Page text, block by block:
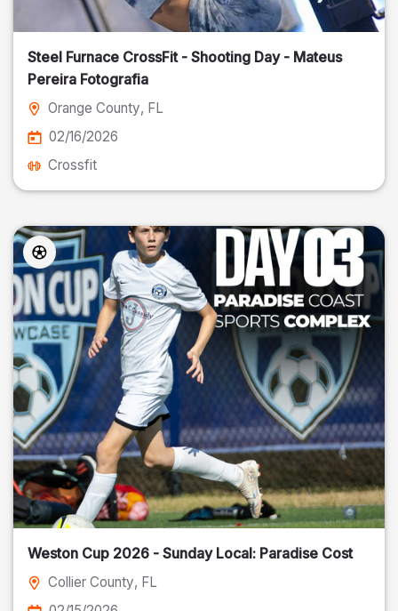
Steel Furnace CrossFit - Shooting Day - Mateus
Pereira Fotografia
Orange County, FL
02/16/2026
Crossfit
Weston Cup 2026 - Sunday Local: Paradise Cost
Collier County, FL